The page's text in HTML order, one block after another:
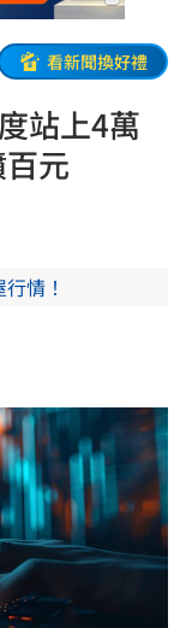
看新聞換好禮
站上4萬
元
情！